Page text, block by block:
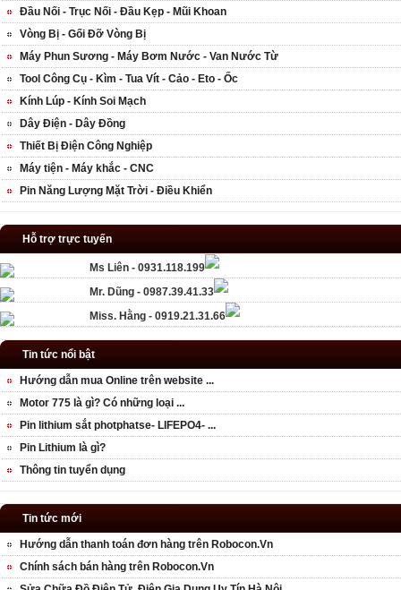
Đầu Nối - Trục Nối - Đầu Kẹp - Mũi Khoan
Vòng Bị - Gối Đỡ Vòng Bị
Máy Phun Sương - Máy Bơm Nước - Van Nước Từ
Tool Công Cụ - Kìm - Tua Vít - Cảo - Eto - Ốc
Kính Lúp - Kính Soi Mạch
Dây Điện - Dây Đồng
Thiết Bị Điện Công Nghiệp
Máy tiện - Máy khắc - CNC
Pin Năng Lượng Mặt Trời - Điều Khiển
Hỗ trợ trực tuyến
Ms Liên - 0931.118.199
Mr. Dũng - 0987.39.41.33
Miss. Hằng - 0919.21.31.66
Tin tức nổi bật
Hướng dẫn mua Online trên website ...
Motor 775 là gì? Có những loại ...
Pin lithium sắt photphatse- LIFEPO4- ...
Pin Lithium là gì?
Thông tin tuyển dụng
Tin tức mới
Hướng dẫn thanh toán đơn hàng trên Robocon.Vn
Chính sách bán hàng trên Robocon.Vn